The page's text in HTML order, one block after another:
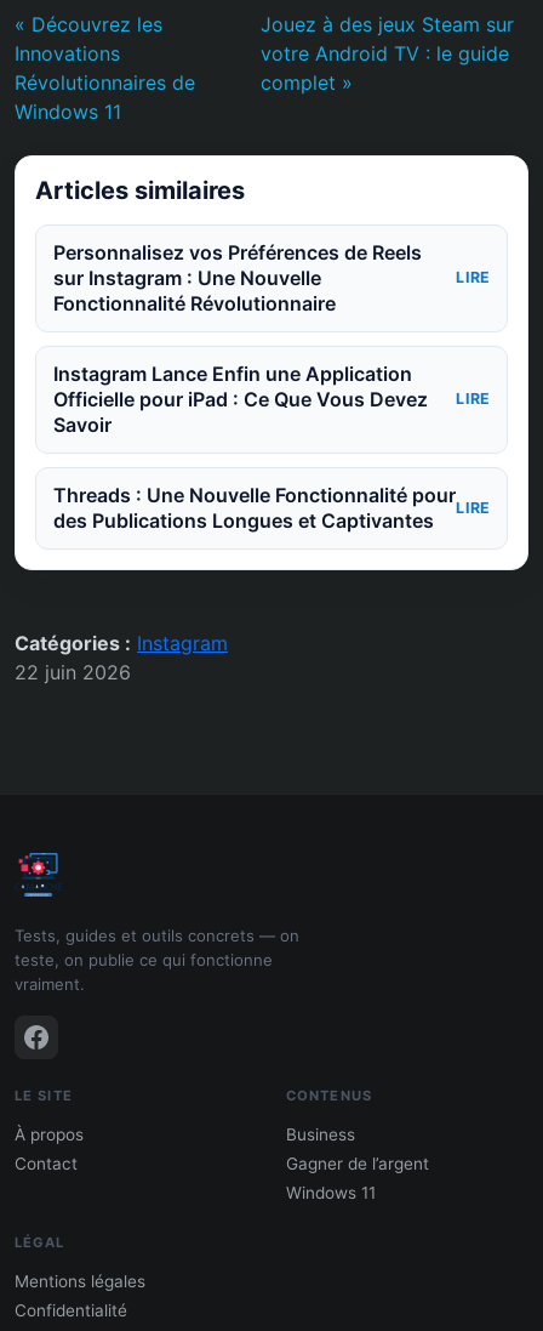
« Découvrez les
Innovations
Révolutionnaires de
Windows 11
Jouez à des jeux Steam sur
votre Android TV : le guide
complet »
Articles similaires
Personnalisez vos Préférences de Reels
sur Instagram : Une Nouvelle
Fonctionnalité Révolutionnaire
LIRE
Instagram Lance Enfin une Application
Officielle pour iPad : Ce Que Vous Devez
Savoir
LIRE
Threads : Une Nouvelle Fonctionnalité pour
des Publications Longues et Captivantes
LIRE
Catégories : Instagram
22 juin 2026
Tests, guides et outils concrets — on
teste, on publie ce qui fonctionne
vraiment.
LE SITE
À propos
Contact
CONTENUS
Business
Gagner de l’argent
Windows 11
LÉGAL
Mentions légales
Confidentialité